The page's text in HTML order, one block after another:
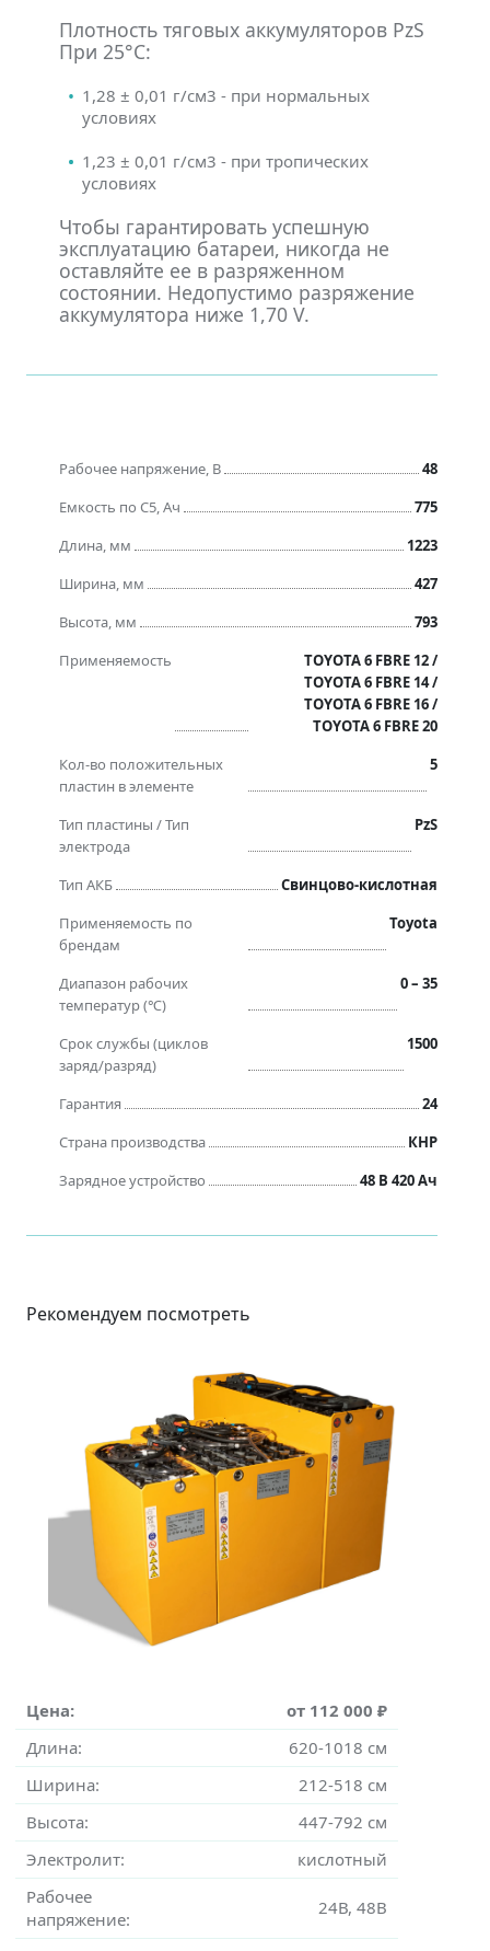
Плотность тяговых аккумуляторов PzS
При 25°С:
1,28 ± 0,01 г/см3 - при нормальных
условиях
1,23 ± 0,01 г/см3 - при тропических
условиях
Чтобы гарантировать успешную
эксплуатацию батареи, никогда не
оставляйте ее в разряженном
состоянии. Недопустимо разряжение
аккумулятора ниже 1,70 V.
Рабочее напряжение, В
48
Емкость по C5, Ач
775
Длина, мм
1223
Ширина, мм
427
Высота, мм
793
Применяемость
TOYOTA 6 FBRE 12 /
TOYOTA 6 FBRE 14 /
TOYOTA 6 FBRE 16 /
TOYOTA 6 FBRE 20
Кол-во положительных
пластин в элементе
5
Тип пластины / Тип
электрода
PzS
Тип АКБ
Свинцово-кислотная
Применяемость по
брендам
Toyota
Диапазон рабочих
температур (℃)
0 – 35
Срок службы (циклов
заряд/разряд)
1500
Гарантия
24
Страна производства
КНР
Зарядное устройство
48 В 420 Ач
Рекомендуем посмотреть
Цена:
от 112 000 ₽
Длина:
620-1018 см
Ширина:
212-518 см
Высота:
447-792 см
Электролит:
кислотный
Рабочее
напряжение:
24В, 48В